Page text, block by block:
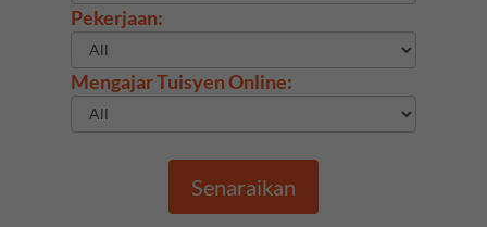
Pekerjaan:
Mengajar Tuisyen Online:
Senaraikan